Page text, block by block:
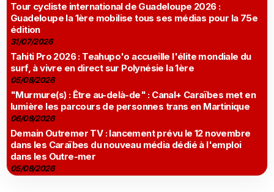
Tour cycliste international de Guadeloupe 2026 :
Guadeloupe la 1ère mobilise tous ses médias pour la 75e
édition
31/07/2026
Tahiti Pro 2026 : Teahupo'o accueille l'élite mondiale du
surf, à vivre en direct sur Polynésie la 1ère
05/08/2026
"Murmure(s) : Être au-delà-de" : Canal+ Caraïbes met en
lumière les parcours de personnes trans en Martinique
06/08/2026
Demain Outremer TV : lancement prévu le 12 novembre
dans les Caraïbes du nouveau média dédié à l'emploi
dans les Outre-mer
05/08/2026